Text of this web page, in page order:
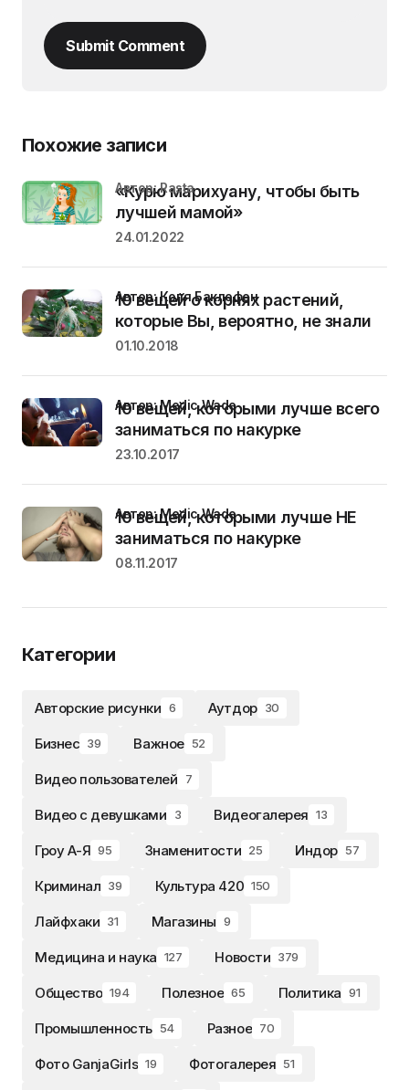
Submit Comment
Похожие записи
«Курю марихуану, чтобы быть
лучшей мамой»
Автор: Rasta
24.01.2022
10 вещей о корнях растений,
которые Вы, вероятно, не знали
Автор: Коля Баклофен
01.10.2018
10 вещей, которыми лучше всего
заниматься по накурке
Автор: Medic Wade
23.10.2017
10 вещей, которыми лучше НЕ
заниматься по накурке
Автор: Medic Wade
08.11.2017
Категории
Авторские рисунки 6 Аутдор 30
Бизнес 39 Важное 52
Видео пользователей 7
Видео с девушками 3 Видеогалерея 13
Гроу А-Я 95 Знаменитости 25 Индор 57
Криминал 39 Культура 420 150
Лайфхаки 31 Магазины 9
Медицина и наука 127 Новости 379
Общество 194 Полезное 65 Политика 91
Промышленность 54 Разное 70
Фото GanjaGirls 19 Фотогалерея 51